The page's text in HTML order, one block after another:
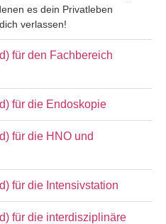
es dein Privatleben
verlassen!
für den Fachbereich
für die Endoskopie
für die HNO und
für die Intensivstation
für die interdisziplinäre